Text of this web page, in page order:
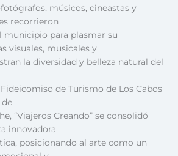
músicos, cineastas y
recorrieron
para plasmar su
visuales, musicales y
la diversidad y belleza natural del
de Turismo de Los Cabos
de
“Viajeros Creando” se consolidó
innovadora
posicionando al arte como un